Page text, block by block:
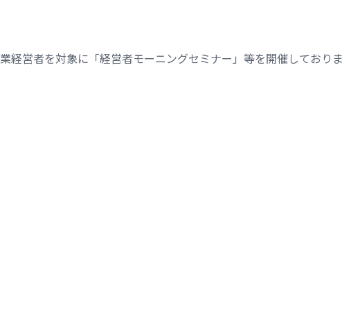
経営者を対象に「経営者モーニングセミナー」等を開催しておりま